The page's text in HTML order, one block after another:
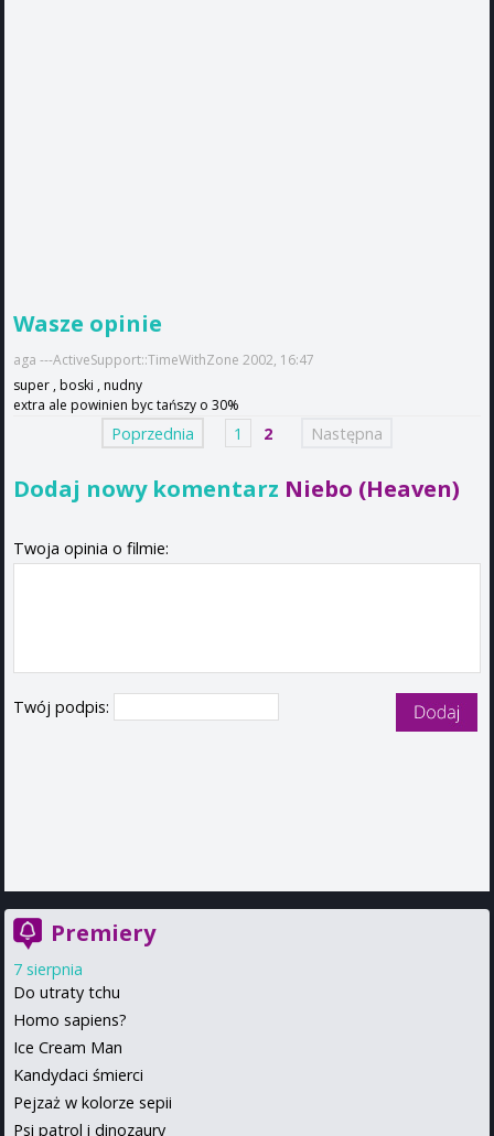
Wasze opinie
aga ---ActiveSupport::TimeWithZone 2002, 16:47
super , boski , nudny
extra ale powinien byc tańszy o 30%
Poprzednia 1 2 Następna
Dodaj nowy komentarz Niebo (Heaven)
Twoja opinia o filmie:
Twój podpis:
Premiery
7 sierpnia
Do utraty tchu
Homo sapiens?
Ice Cream Man
Kandydaci śmierci
Pejzaż w kolorze sepii
Psi patrol i dinozaury